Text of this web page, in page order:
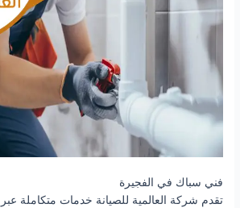
فني سباك في الفجيرة
تقدم شركة العالمية للصيانة خدمات متكاملة